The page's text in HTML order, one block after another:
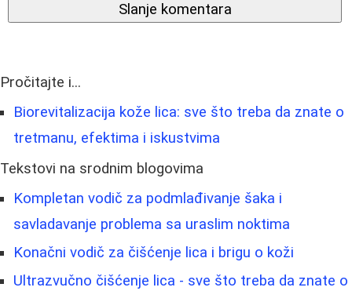
Slanje komentara
Pročitajte i...
Biorevitalizacija kože lica: sve što treba da znate o
tretmanu, efektima i iskustvima
Tekstovi na srodnim blogovima
Kompletan vodič za podmlađivanje šaka i
savladavanje problema sa uraslim noktima
Konačni vodič za čišćenje lica i brigu o koži
Ultrazvučno čišćenje lica - sve što treba da znate o